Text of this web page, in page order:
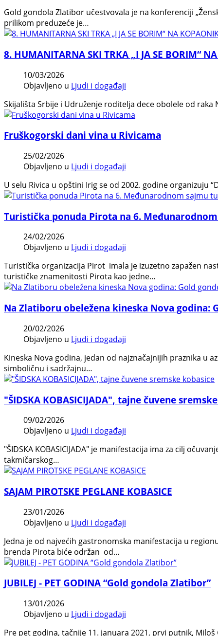
Gold gondola Zlatibor učestvovala je na konferenciji
prilikom preduzeće je…
8. HUMANITARNA SKI TRKA „I JA SE BORIM“
10/03/2026
Objavljeno u Ljudi i događaji
Skijališta Srbije i Udruženje roditelja dece obolele od raka
Fruškogorski dani vina u Rivicama
25/02/2026
Objavljeno u Ljudi i događaji
U selu Rivica u opštini Irig se od 2002. godine organizuju
Turistička ponuda Pirota na 6.
24/02/2026
Objavljeno u Ljudi i događaji
Turistička organizacija Pirot imala je izuzetno zapažen
turističke znamenitosti Pirota kao jedne…
Na Zlatiboru obeležena kineska Nova
20/02/2026
Objavljeno u Ljudi i događaji
Kineska Nova godina, jedan od najznačajnijih praznika u
simboličnu i sadržajnu…
"ŠIDSKA KOBASICIJADA", tajne čuvene
09/02/2026
Objavljeno u Ljudi i događaji
"ŠIDSKA KOBASICIJADA" je manifestacija ima za cilj
takmičarskog…
SAJAM PIROTSKE PEGLANE KOBASICE
23/01/2026
Objavljeno u Ljudi i događaji
Jedna je od najvećih gastronomska manifestacija u
brenda Pirota biće održan od…
JUBILEJ - PET GODINA “Gold gondola Zlatibor”
13/01/2026
Objavljeno u Ljudi i događaji
Pre pet godina, tačnije 11. januara 2021, prvi putnik,